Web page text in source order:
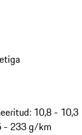
10,8 - 10,3
- 233 g/km